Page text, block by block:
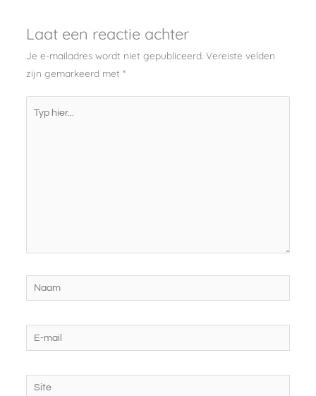
Laat een reactie achter
Je e-mailadres wordt niet gepubliceerd. Vereiste velden
zijn gemarkeerd met *
Naam
mail
Site